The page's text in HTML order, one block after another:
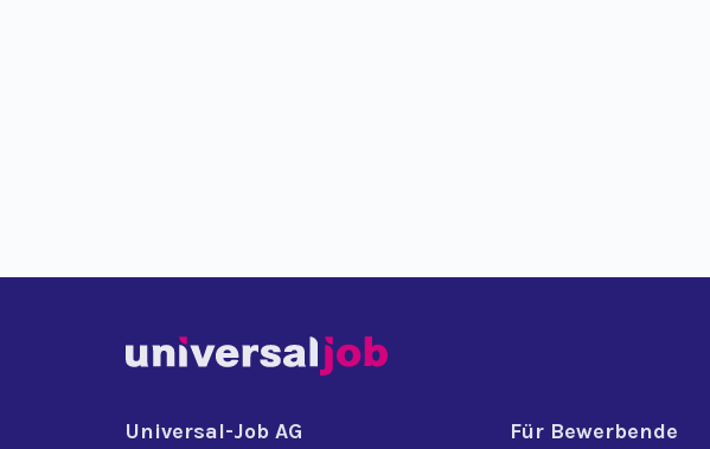
Universal-Job AG
Für Bewerbende